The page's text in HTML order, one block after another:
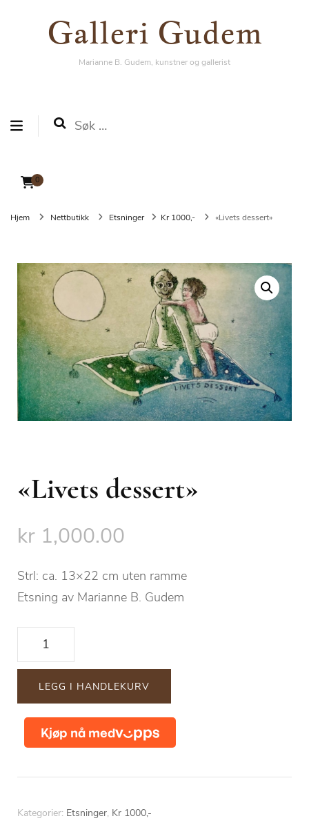
Søk
Galleri Gudem
Marianne B. Gudem, kunstner og gallerist
0
Galleri Gudem
Marianne B. Gudem, kunstner og gallerist
Hjem Nettbutikk Etsninger Kr 1000,- «Livets dessert»
«Livets dessert»
kr 1,000.00
Strl: ca. 13×22 cm uten ramme
Etsning av Marianne B. Gudem
"Livets
dessert"
antallLEGG I HANDLEKURV
Kategorier: Etsninger, Kr 1000,-